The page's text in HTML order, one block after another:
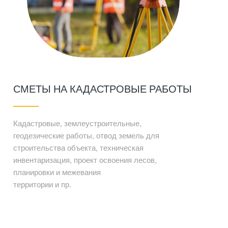
СМЕТЫ НА КАДАСТРОВЫЕ РАБОТЫ
Кадастровые, землеустроительные,
геодезические работы, отвод земель для
строительства объекта, техническая
инвентаризация, проект освоения лесов,
планировки и межевания
территории и пр.